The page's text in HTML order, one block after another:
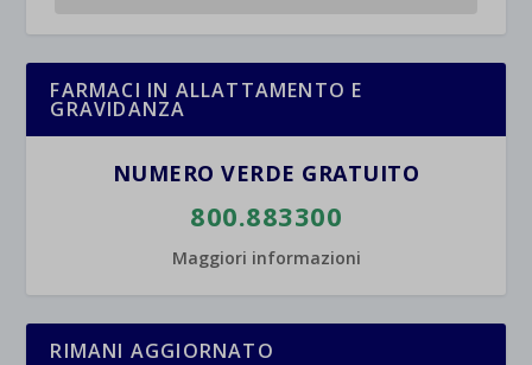
FARMACI IN ALLATTAMENTO E
GRAVIDANZA
NUMERO VERDE GRATUITO
800.883300
Maggiori informazioni
RIMANI AGGIORNATO
et-saved-post*